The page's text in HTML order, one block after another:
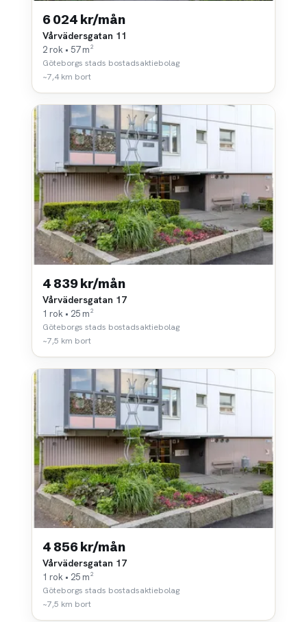
6 024 kr/mån
Vårvädersgatan 11
2 rok • 57 m²
Göteborgs stads bostadsaktiebolag
~7,4 km bort
4 839 kr/mån
Vårvädersgatan 17
1 rok • 25 m²
Göteborgs stads bostadsaktiebolag
~7,5 km bort
4 856 kr/mån
Vårvädersgatan 17
1 rok • 25 m²
Göteborgs stads bostadsaktiebolag
~7,5 km bort